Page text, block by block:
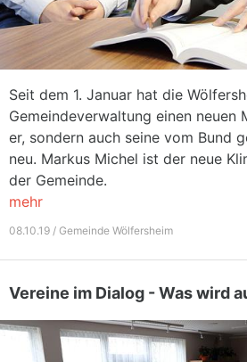
Seit dem 1. Januar hat die
Gemeindeverwaltung einen neuen
er, sondern auch seine vom Bund
neu. Markus Michel ist der neue
der Gemeinde.
mehr
08.10.19 / Gemeinde Wölfersheim
Vereine im Dialog - Was wird